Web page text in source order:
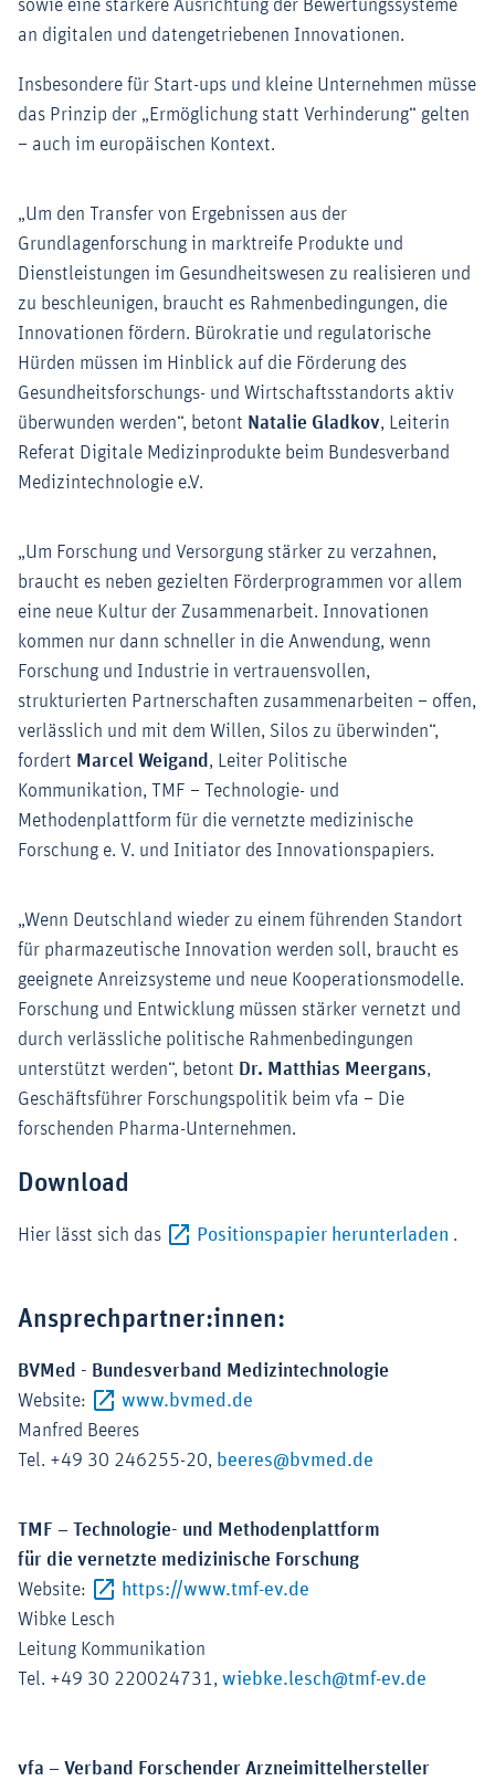
sowie eine stärkere Ausrichtung der Bewertungssysteme
an digitalen und datengetriebenen Innovationen.
Insbesondere für Start-ups und kleine Unternehmen müsse
das Prinzip der „Ermöglichung statt Verhinderung“ gelten
– auch im europäischen Kontext.
„Um den Transfer von Ergebnissen aus der
Grundlagenforschung in marktreife Produkte und
Dienstleistungen im Gesundheitswesen zu realisieren und
zu beschleunigen, braucht es Rahmenbedingungen, die
Innovationen fördern. Bürokratie und regulatorische
Hürden müssen im Hinblick auf die Förderung des
Gesundheitsforschungs- und Wirtschaftsstandorts aktiv
überwunden werden“, betont Natalie Gladkov, Leiterin
Referat Digitale Medizinprodukte beim Bundesverband
Medizintechnologie e.V.
„Um Forschung und Versorgung stärker zu verzahnen,
braucht es neben gezielten Förderprogrammen vor allem
eine neue Kultur der Zusammenarbeit. Innovationen
kommen nur dann schneller in die Anwendung, wenn
Forschung und Industrie in vertrauensvollen,
strukturierten Partnerschaften zusammenarbeiten – offen,
verlässlich und mit dem Willen, Silos zu überwinden“,
fordert Marcel Weigand , Leiter Politische
Kommunikation, TMF – Technologie- und
Methodenplattform für die vernetzte medizinische
Forschung e. V. und Initiator des Innovationspapiers.
„Wenn Deutschland wieder zu einem führenden Standort
für pharmazeutische Innovation werden soll, braucht es
geeignete Anreizsysteme und neue Kooperationsmodelle.
Forschung und Entwicklung müssen stärker vernetzt und
durch verlässliche politische Rahmenbedingungen
unterstützt werden“, betont Dr. Matthias Meergans,
Geschäftsführer Forschungspolitik beim vfa – Die
forschenden Pharma-Unternehmen.
Download
Hier lässt sich das Positionspapier herunterladen .
Ansprechpartner:innen:
BVMed - Bundesverband Medizintechnologie
Website:
www.bvmed.de
Manfred Beeres
Tel. +49 30 246255-20, beeres@bvmed.de
TMF – Technologie- und Methodenplattform
für die vernetzte medizinische Forschung
Website:
https://www.tmf-ev.de
Wibke Lesch
Leitung Kommunikation
Tel. +49 30 220024731, wiebke.lesch@tmf-ev.de
vfa – Verband Forschender Arzneimittelhersteller